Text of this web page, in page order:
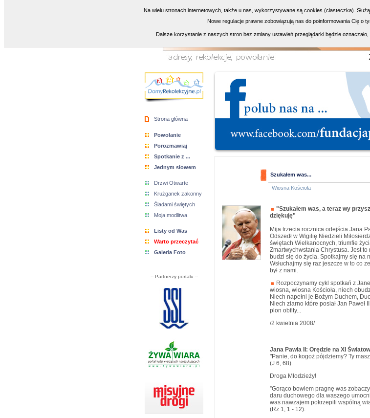
Strona główna
Powołanie
Porozmawiaj
Spotkanie z ...
Jednym słowem
Drzwi Otwarte
Krużganek zakonny
Śladami świętych
Moja modlitwa
Listy od Was
Warto przeczytać
Galeria Foto
-- Partnerzy portalu --
Szukałem was...
Wiosna Kościoła
"Szukałem was, a teraz wy
dziękuję"
Mija trzecia rocznica odejścia Jana
Odszedł w Wigilię Niedzieli
świętach Wielkanocnych, triumfie
Zmartwychwstania Chrystusa. Jest
budzi się do życia. Spotkajmy się na
Wsłuchajmy się raz jeszcze w to co
był z nami.
Rozpoczynamy cykl spotkań z
wiosna, wiosna Kościoła, niech
Niech napełni je Bożym Duchem,
Niech ziarno które posiał Jan Paweł
plon obfity...
/2 kwietnia 2008/
Jana Pawła II: Orędzie na XI
"Panie, do kogoż pójdziemy? Ty
(J 6, 68).
Droga Młodzieży!
”Gorąco bowiem pragnę was
daru duchowego dla waszego
was nawzajem pokrzepili wspólną
(Rz 1, 1 - 12).
Na wielu stronach internetowych, także u nas, wykorzystywane są cookies (ciasteczka).
Nowe regulacje prawne zobowiązują nas do poinformowania Cię o
Dalsze korzystanie z naszych stron bez zmiany ustawień przeglądarki będzie